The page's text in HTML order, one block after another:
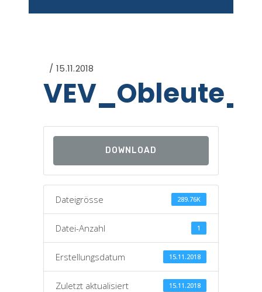
15.11.2018
DOWNLOAD
Dateigrösse 289.76K
Datei-Anzahl 1
Erstellungsdatum 15.11.2018
Zuletzt aktualisiert 15.11.2018